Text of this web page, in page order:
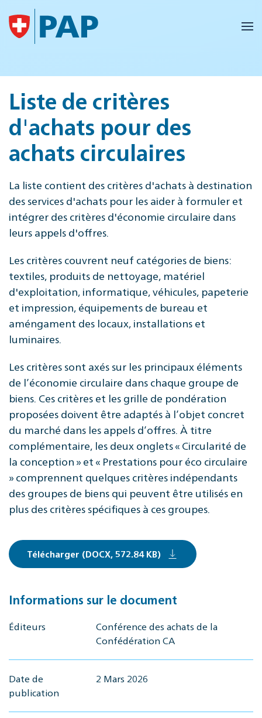
Accéder au contenu principal
Liste de critères
d'achats pour des
achats circulaires
La liste contient des critères d'achats à destination
des services d'achats pour les aider à formuler et
intégrer des critères d'économie circulaire dans
leurs appels d'offres.
Les critères couvrent neuf catégories de biens:
textiles, produits de nettoyage, matériel
d'exploitation, informatique, véhicules, papeterie
et impression, équipements de bureau et
améngament des locaux, installations et
luminaires.
Les critères sont axés sur les principaux éléments
de l’économie circulaire dans chaque groupe de
biens. Ces critères et les grille de pondération
proposées doivent être adaptés à l’objet concret
du marché dans les appels d’offres. À titre
complémentaire, les deux onglets « Circularité de
la conception » et « Prestations pour éco circulaire
» comprennent quelques critères indépendants
des groupes de biens qui peuvent être utilisés en
plus des critères spécifiques à ces groupes.
Télécharger (DOCX, 572.84 KB)
Informations sur le document
Éditeurs
Conférence des achats de la
Confédération CA
Date de
publication
2 Mars 2026